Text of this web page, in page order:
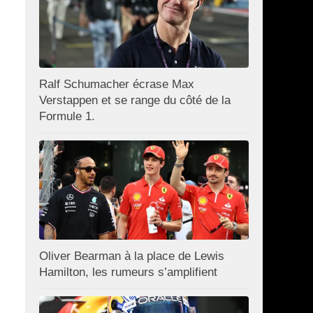
Ralf Schumacher écrase Max
Verstappen et se range du côté de la
Formule 1.
Oliver Bearman à la place de Lewis
Hamilton, les rumeurs s’amplifient